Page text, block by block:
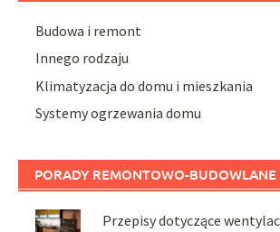
Budowa i remont
Innego rodzaju
Klimatyzacja do domu i mieszkania
Systemy ogrzewania domu
PORADY REMONTOWO-BUDOWLANE
Przepisy dotyczące